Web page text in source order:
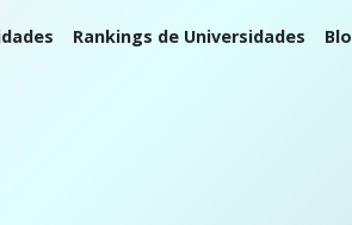
Rankings de Universidades